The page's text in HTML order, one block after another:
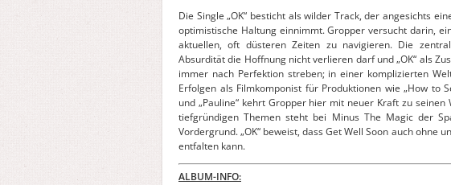
Die Single „OK“ besticht als wilder Track, der angesichts
optimistische Haltung einnimmt. Gropper versucht darin,
aktuellen, oft düsteren Zeiten zu navigieren. Die
Absurdität die Hoffnung nicht verlieren darf und „OK“ als
immer nach Perfektion streben; in einer komplizierten
Erfolgen als Filmkomponist für Produktionen wie „How to
und „Pauline“ kehrt Gropper hier mit neuer Kraft zu
tiefgründigen Themen steht bei Minus The Magic der
Vordergrund. „OK“ beweist, dass Get Well Soon auch ohne
entfalten kann.
ALBUM-INFO: